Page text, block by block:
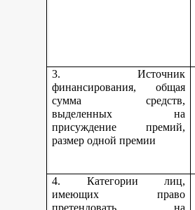
3. Источник
финансирования, общая
сумма средств,
выделенных на
присуждение премий,
размер одной премии
4. Категории лиц,
имеющих право
претендовать на